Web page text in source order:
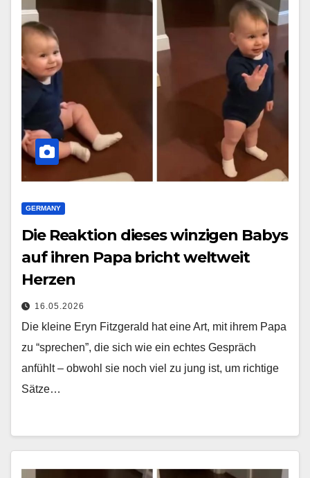
GERMANY
Die Reaktion dieses winzigen Babys
auf ihren Papa bricht weltweit
Herzen
16.05.2026
Die kleine Eryn Fitzgerald hat eine Art, mit ihrem Papa
zu “sprechen”, die sich wie ein echtes Gespräch
anfühlt – obwohl sie noch viel zu jung ist, um richtige
Sätze…